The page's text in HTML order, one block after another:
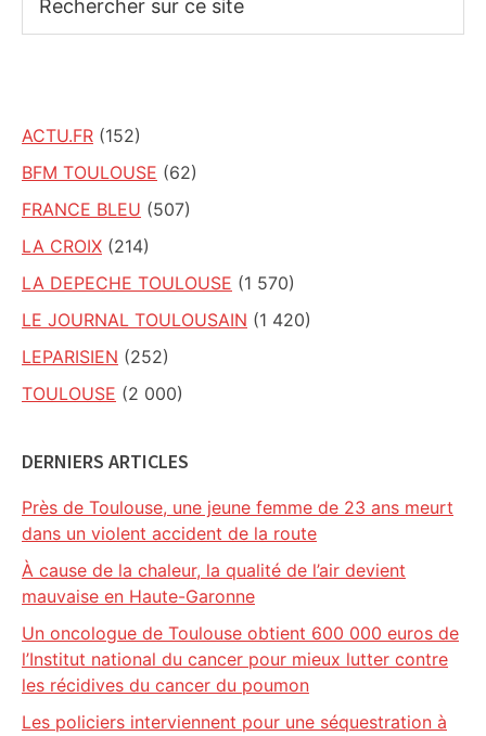
sur
ACTU.FR (152)
BFM TOULOUSE (62)
FRANCE BLEU (507)
LA CROIX (214)
LA DEPECHE TOULOUSE (1 570)
LE JOURNAL TOULOUSAIN (1 420)
LEPARISIEN (252)
TOULOUSE (2 000)
DERNIERS ARTICLES
Près de Toulouse, une jeune femme de 23 ans meurt
dans un violent accident de la route
À cause de la chaleur, la qualité de l’air devient
mauvaise en Haute-Garonne
Un oncologue de Toulouse obtient 600 000 euros de
l’Institut national du cancer pour mieux lutter contre
les récidives du cancer du poumon
Les policiers interviennent pour une séquestration à